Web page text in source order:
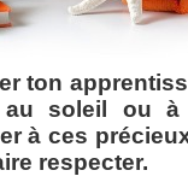
ton
au soleil ou
à ces
respecter.